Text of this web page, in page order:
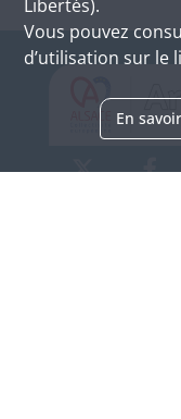
Libertés).
Vous pouvez
d’utilisation sur le
En